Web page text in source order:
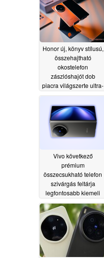
Honor új, könyv stílusú,
összehajtható
okostelefon
zászlóshajót dob
piacra világszerte ultra-
06/04/2026
Vivo következő
prémium
összecsukható telefon
szivárgás feltárja
legfontosabb kiemeli
06/02/2026